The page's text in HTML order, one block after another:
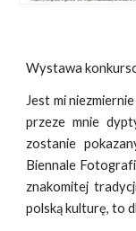
Wystawa
Jest mi
przeze mnie
zostanie
Biennale
znakomitej
polską kulturę, to